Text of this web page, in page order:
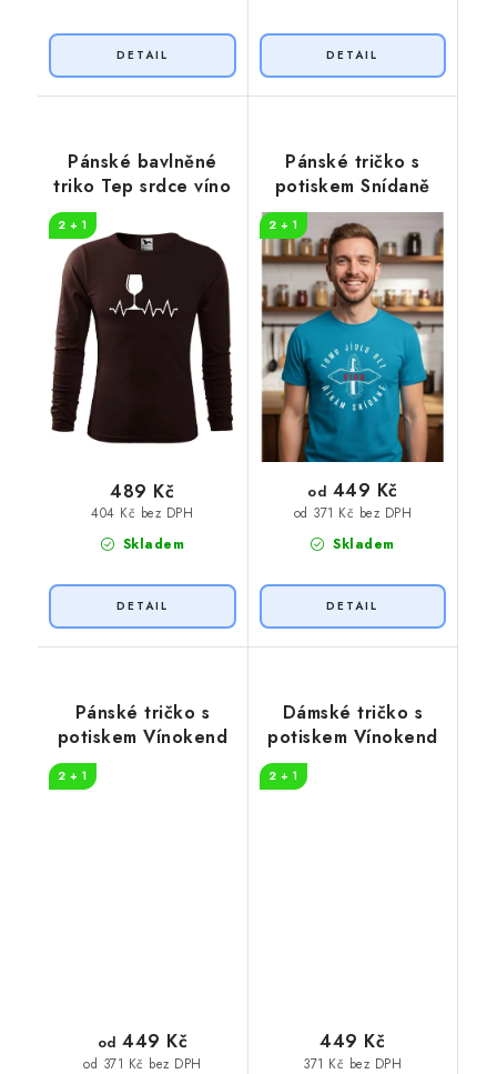
Pánské bavlněné
triko Tep srdce víno
2 + 1
Skladem
404 Kč bez DPH
489 Kč
Pánské tričko s
potiskem Snídaně
2 + 1
Skladem
od 371 Kč bez DPH
od 449 Kč
Pánské tričko s
potiskem Vínokend
2 + 1
od 371 Kč bez DPH
od 449 Kč
Dámské tričko s
potiskem Vínokend
2 + 1
371 Kč bez DPH
449 Kč